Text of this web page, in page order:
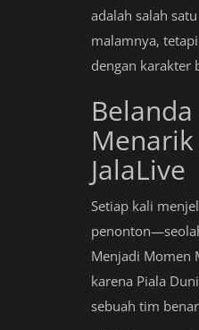
adalah salah
malamnya,
dengan karakter
JalaLive
Setiap kali
Menjadi Momen
karena Piala
sebuah tim